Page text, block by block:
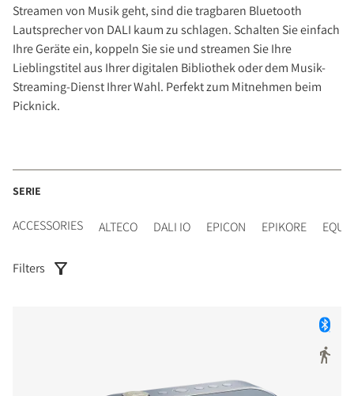
Streamen von Musik geht, sind die tragbaren Bluetooth
Lautsprecher von DALI kaum zu schlagen. Schalten Sie einfach
Ihre Geräte ein, koppeln Sie sie und streamen Sie Ihre
Lieblingstitel aus Ihrer digitalen Bibliothek oder dem Musik-
Streaming-Dienst Ihrer Wahl. Perfekt zum Mitnehmen beim
Picknick.
SERIE
ACCESSORIES ALTECO DALI IO EPICON EPIKORE EQUI
Filters